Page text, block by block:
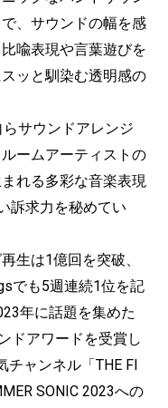
、サウンドの幅を感
喩表現や言葉遊びを
ッと馴染む透明感の
サウンドアレンジ
ームアーティストの
れる多彩な音楽表現
訴求力を秘めてい
生は1億回を突破、
でも5週連続1位を記
年に話題を集めた
ドアワードを受賞し
チャンネル「THE FI
SONIC 2023への